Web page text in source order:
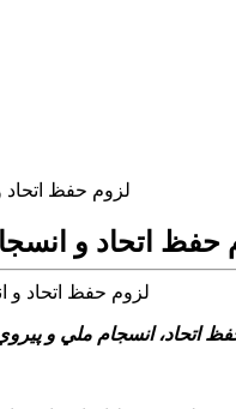
لزوم حفظ اتحاد
حفظ اتحاد و